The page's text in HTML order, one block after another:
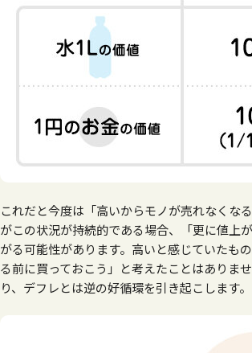
これだと今度は「高いからモノが売れなくな
がこの状況が持続的である場合、「更に値上
がる可能性があります。高いと感じていたも
る前に買っておこう」と考えたことはありま
り、デフレとは逆の好循環を引き起こします。